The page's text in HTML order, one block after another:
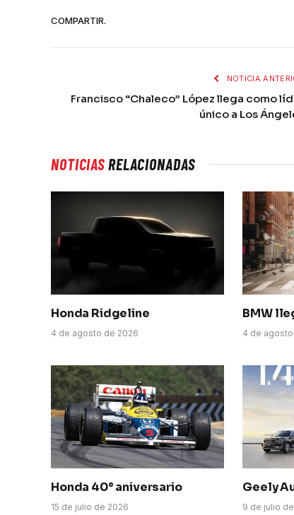
COMPARTIR.
NOTICIA
Francisco “Chaleco” López llega como
único a Los
NOTICIASRELACIONADAS
Honda Ridgeline
4 de agosto de 2026
BMW
4 de
Honda 40° aniversario
15 de julio de 2026
Geely
9 de julio